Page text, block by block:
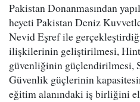
Pakistan Donanmasından
heyeti Pakistan Deniz
Nevid Eşref ile
ilişkilerinin geliştirilmesi,
güvenliğinin güçlendirilmesi,
Güvenlik güçlerinin
eğitim alanındaki iş birliğini